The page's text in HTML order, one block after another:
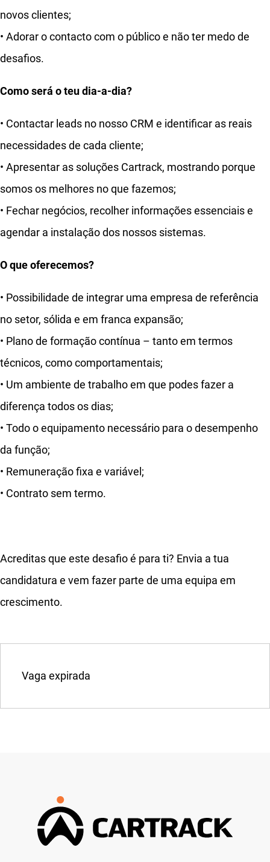
novos clientes;
• Adorar o contacto com o público e não ter medo de
desafios.
Como será o teu dia-a-dia?
• Contactar leads no nosso CRM e identificar as reais
necessidades de cada cliente;
• Apresentar as soluções Cartrack, mostrando porque
somos os melhores no que fazemos;
• Fechar negócios, recolher informações essenciais e
agendar a instalação dos nossos sistemas.
O que oferecemos?
• Possibilidade de integrar uma empresa de referência
no setor, sólida e em franca expansão;
• Plano de formação contínua – tanto em termos
técnicos, como comportamentais;
• Um ambiente de trabalho em que podes fazer a
diferença todos os dias;
• Todo o equipamento necessário para o desempenho
da função;
• Remuneração fixa e variável;
• Contrato sem termo.
Acreditas que este desafio é para ti? Envia a tua
candidatura e vem fazer parte de uma equipa em
crescimento.
Vaga expirada